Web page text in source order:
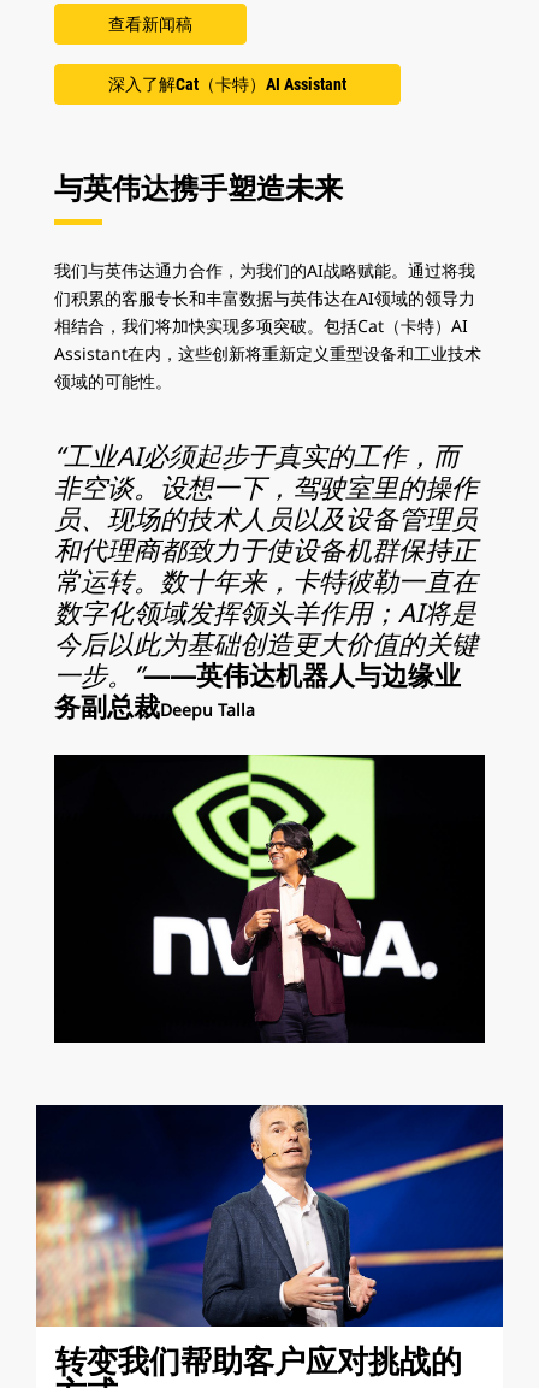
查看新闻稿
深入了解Cat（卡特）AI Assistant
与英伟达携手塑造未来
我们与英伟达通力合作，为我们的AI战略赋能。通过将我
们积累的客服专长和丰富数据与英伟达在AI领域的领导力
相结合，我们将加快实现多项突破。包括Cat（卡特）AI
Assistant在内，这些创新将重新定义重型设备和工业技术
领域的可能性。
“工业AI必须起步于真实的工作，而
非空谈。设想一下，驾驶室里的操作
员、现场的技术人员以及设备管理员
和代理商都致力于使设备机群保持正
常运转。数十年来，卡特彼勒一直在
数字化领域发挥领头羊作用；AI将是
今后以此为基础创造更大价值的关键
一步。”——英伟达机器人与边缘业
务副总裁Deepu Talla
转变我们帮助客户应对挑战的